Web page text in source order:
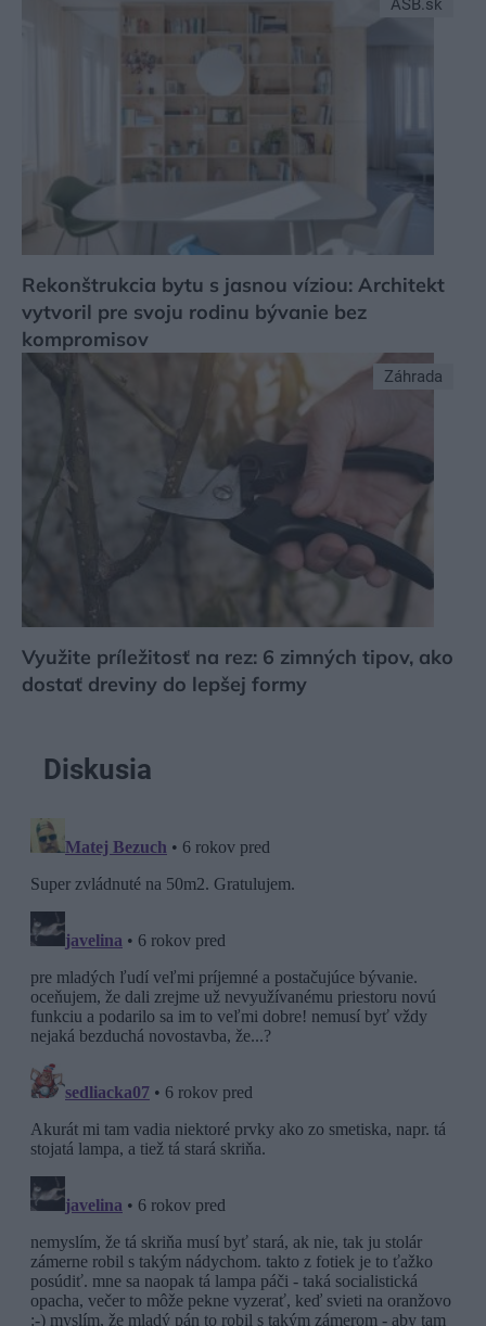
ASB.sk
Rekonštrukcia bytu s jasnou víziou: Architekt
vytvoril pre svoju rodinu bývanie bez
kompromisov
Záhrada
Využite príležitosť na rez: 6 zimných tipov, ako
dostať dreviny do lepšej formy
Diskusia